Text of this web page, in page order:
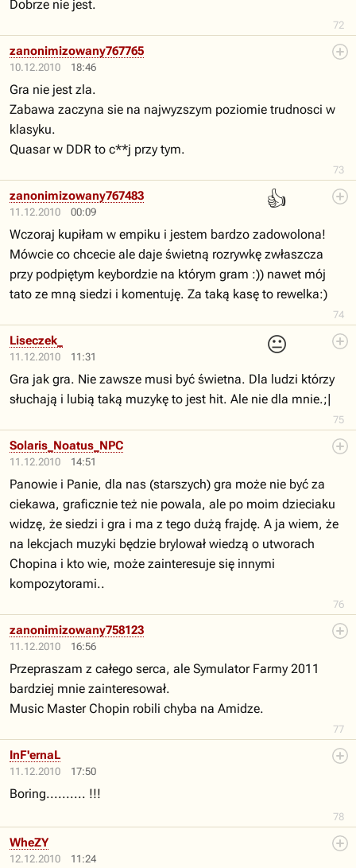
72
Dobrze nie jest.
10.12.2010 18:46
73
zanonimizowany767765
Gra nie jest zla.
Zabawa zaczyna sie na najwyzszym poziomie trudnosci w
klasyku.
Quasar w DDR to c**j przy tym.
11.12.2010 00:09
👍
74
zanonimizowany767483
Wczoraj kupiłam w empiku i jestem bardzo zadowolona!
Mówcie co chcecie ale daje świetną rozrywkę zwłaszcza
przy podpiętym keybordzie na którym gram :)) nawet mój
tato ze mną siedzi i komentuję. Za taką kasę to rewelka:)
11.12.2010 11:31
😐
75
Liseczek_
Gra jak gra. Nie zawsze musi być świetna. Dla ludzi którzy
słuchają i lubią taką muzykę to jest hit. Ale nie dla mnie.;|
11.12.2010 14:51
76
Solaris_Noatus_NPC
Panowie i Panie, dla nas (starszych) gra może nie być za
ciekawa, graficznie też nie powala, ale po moim dzieciaku
widzę, że siedzi i gra i ma z tego dużą frajdę. A ja wiem, że
na lekcjach muzyki będzie brylował wiedzą o utworach
Chopina i kto wie, może zainteresuje się innymi
kompozytorami..
11.12.2010 16:56
77
zanonimizowany758123
Przepraszam z całego serca, ale Symulator Farmy 2011
bardziej mnie zainteresował.
Music Master Chopin robili chyba na Amidze.
11.12.2010 17:50
78
InF'ernaL
Boring.......... !!!
12.12.2010 11:24
WheZY